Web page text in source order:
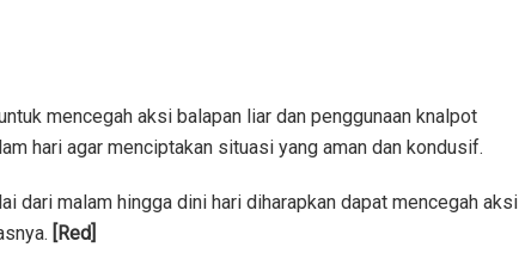
mencegah aksi balapan liar dan penggunaan knalpot
hari agar menciptakan situasi yang aman dan kondusif.
dari malam hingga dini hari diharapkan dapat mencegah aksi
[Red]